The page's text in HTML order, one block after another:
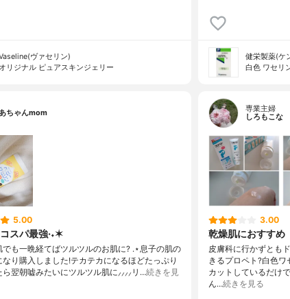
ヴァセリン)
オリジナル ピュアスキンジェリー
健栄製薬(ケ
白色 ワセリ
ちゃんmom
5.00
スパ最強·˖✶
でも一晩経てばツルツルのお肌に? .⋆息子の肌の
なり購入しました!テカテカになるほどたっぷり
翌朝嘘みたいにツルツル肌に⸝⸝⸝⸝リ…続きを見
専業主婦
しろもこな
3.00
乾燥肌におすすめ
皮膚科に行かずとも
きるプロペト?白色
カットしているだけ
ん…続きを見る